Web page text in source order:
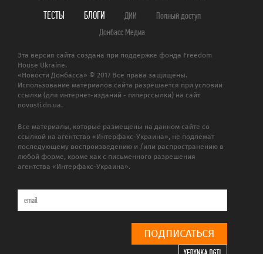
ТЕСТЫ
БЛОГИ ДИИ
Полный доступ
Донбасс Медиа
Эта версия сайта создана при поддержке фонда Freedom
House Ukraine.
«Новости Донбасса» © 2017 Все права защищены.
Использование материалов сайта разрешается при условии
ссылки (для интернет-изданий - гиперссылки) на сайт
novosti.dn.ua.
Все материалы, которые размещены на данном сайте со
ссылкой на агентство «Интерфакс-Украина», не подлежат
последующему воспроизведению и /или распространению в
любой форме, кроме как с письменного разрешения
агентства «Интерфакс-Украина».
ПОДПИСАТЬСЯ